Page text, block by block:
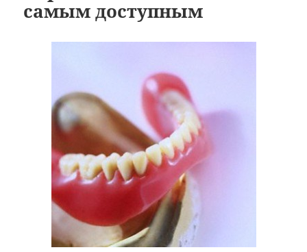
самым доступным